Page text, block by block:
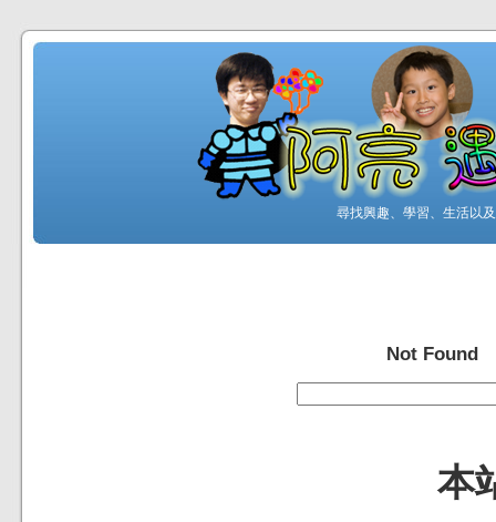
尋找興趣、學習、生活以
Not Found
本